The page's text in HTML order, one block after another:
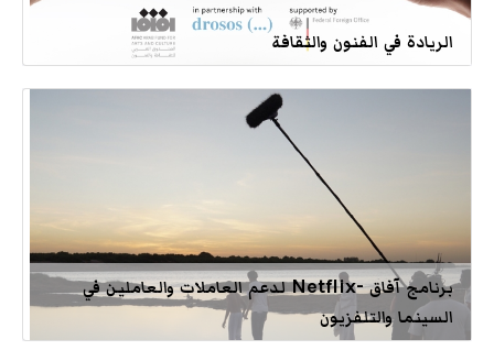
الريادة في الفنون والثقافة
برنامج آفاق -Netflix لدعم العاملات والعاملين في
السينما والتلفزيون